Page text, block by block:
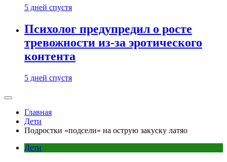
5 дней спустя
Психолог предупредил о росте
тревожности из-за эротического
контента
5 дней спустя
Главная
Дети
Подростки «подсели» на острую закуску латяо
Дети